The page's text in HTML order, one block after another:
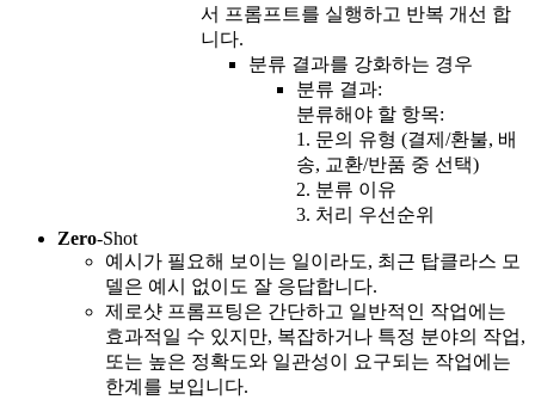
서 프롬프트를 실행하고 반복 개선 합
니다.
분류 결과를 강화하는 경우
분류 결과:
분류해야 할 항목:
1. 문의 유형 (결제/환불, 배
송, 교환/반품 중 선택)
2. 분류 이유
3. 처리 우선순위
Zero-Shot
예시가 필요해 보이는 일이라도, 최근 탑클라스 모
델은 예시 없이도 잘 응답합니다.
제로샷 프롬프팅은 간단하고 일반적인 작업에는
효과적일 수 있지만, 복잡하거나 특정 분야의 작업,
또는 높은 정확도와 일관성이 요구되는 작업에는
한계를 보입니다.